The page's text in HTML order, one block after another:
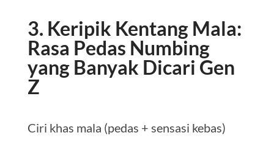
3. Keripik Kentang Mala:
Rasa Pedas Numbing
yang Banyak Dicari Gen
Z
Ciri khas mala (pedas + sensasi kebas)